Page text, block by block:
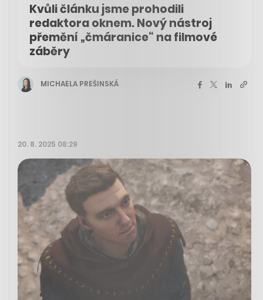
Kvůli článku jsme prohodili
redaktora oknem. Nový nástroj
přemění „čmáranice“ na filmové
záběry
MICHAELA PREŠINSKÁ
20. 8. 2025 08:29